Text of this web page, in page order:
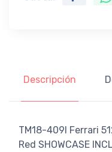
Descripción
TM18-409I Ferrari
Red SHOWCASE